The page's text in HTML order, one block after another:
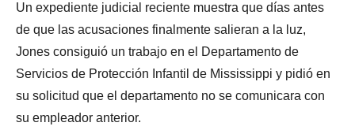
Un expediente judicial reciente muestra que días antes
de que las acusaciones finalmente salieran a la luz,
Jones consiguió un trabajo en el Departamento de
Servicios de Protección Infantil de Mississippi y pidió en
su solicitud que el departamento no se comunicara con
su empleador anterior.